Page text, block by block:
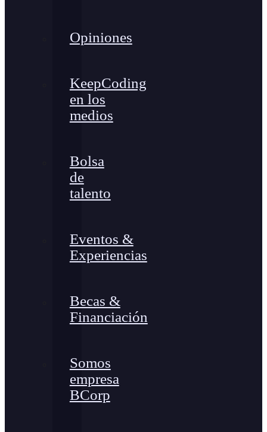
Opiniones
KeepCoding
en los
medios
Bolsa
de
talento
Eventos &
Experiencias
Becas &
Financiación
Somos
empresa
BCorp